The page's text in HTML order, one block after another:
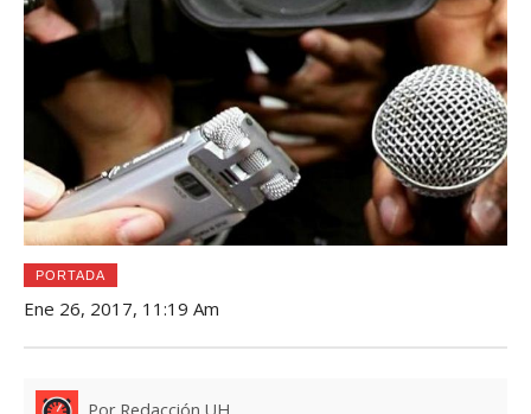
PORTADA
Ene 26, 2017, 11:19 Am